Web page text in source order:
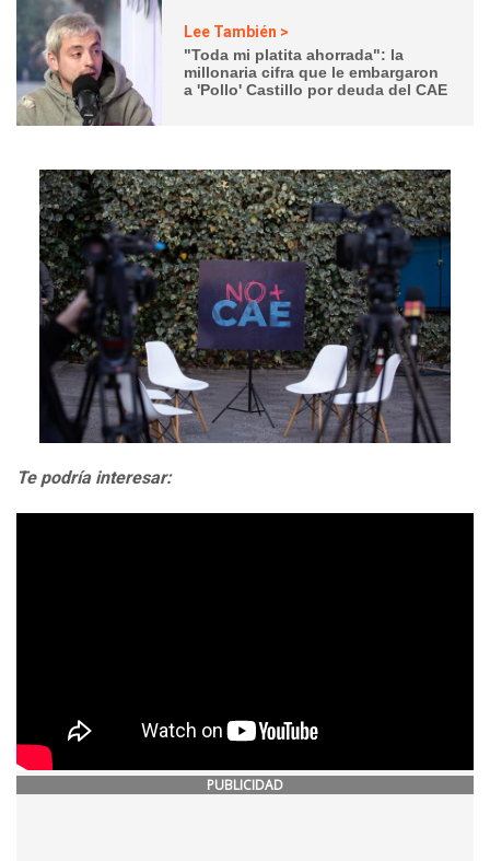
Lee También >
"Toda mi platita ahorrada": la
millonaria cifra que le embargaron
a 'Pollo' Castillo por deuda del CAE
Te podría interesar:
PUBLICIDAD